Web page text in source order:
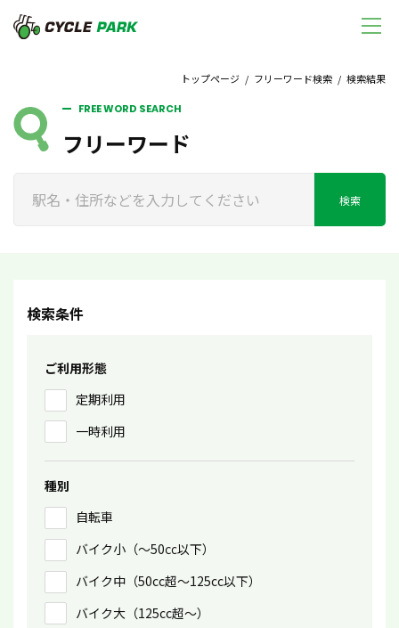
トップページ / フリーワード検索 / 検索結果
FREE WORD SEARCH
フリーワード
検索
検索条件
ご利用形態
定期利用
一時利用
種別
自転車
バイク小（〜50㏄以下）
バイク中（50cc超〜125cc以下）
バイク大（125cc超〜）